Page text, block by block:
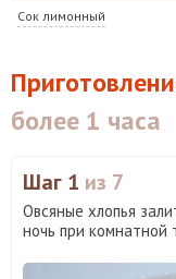
Сок лимонный
более 1 часа
Шаг 1 из 7
Овсяные хлопья
ночь при комнатной